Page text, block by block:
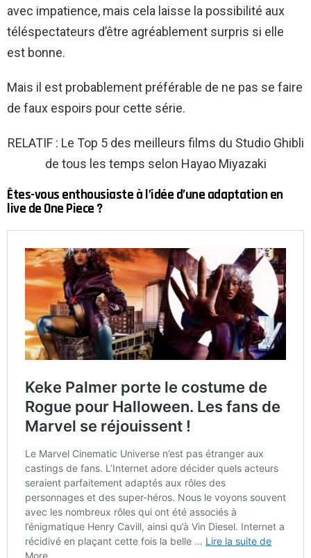
avec impatience, mais cela laisse la possibilité aux
téléspectateurs d’être agréablement surpris si elle
est bonne.
Mais il est probablement préférable de ne pas se faire
de faux espoirs pour cette série.
RELATIF : Le Top 5 des meilleurs films du Studio Ghibli
de tous les temps selon Hayao Miyazaki
Êtes-vous enthousiaste à l’idée d’une adaptation en
live de One Piece ?